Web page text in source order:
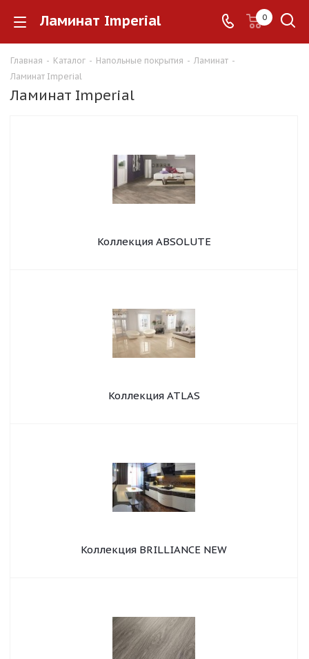
Ламинат Imperial 0
Главная - Каталог - Напольные покрытия - Ламинат -
Ламинат Imperial
Ламинат Imperial
Коллекция ABSOLUTE
Коллекция ATLAS
Коллекция BRILLIANCE NEW